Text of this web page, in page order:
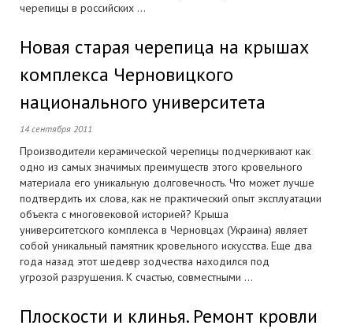
черепицы в российских ...
Новая старая черепица на крышах
комплекса Черновицкого
национального университета
14 сентября 2011
Производители керамической черепицы подчеркивают как
одно из самых значимых преимуществ этого кровельного
материала его уникальную долговечность. Что может лучше
подтвердить их слова, как не практический опыт эксплуатации
объекта с многовековой историей? Крыша
университетского комплекса в Черновцах (Украина) являет
собой уникальный памятник кровельного искусства. Еще два
года назад этот шедевр зодчества находился под
угрозой разрушения. К счастью, совместными ...
Плоскости и клинья. Ремонт кровли